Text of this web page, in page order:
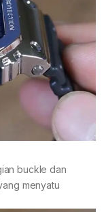
buckle dan
menyatu